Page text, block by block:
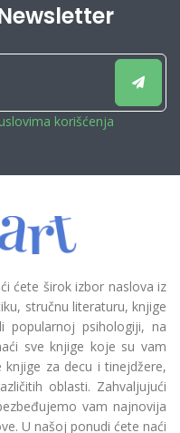
uslovima korišćenja
ćete širok izbor naslova iz
stručnu literaturu, knjige
popularnoj psihologiji, na
sve knjige koje su vam
za decu i tinejdžere,
oblasti. Zahvaljujući
vam najnovija
U našoj ponudi ćete naći